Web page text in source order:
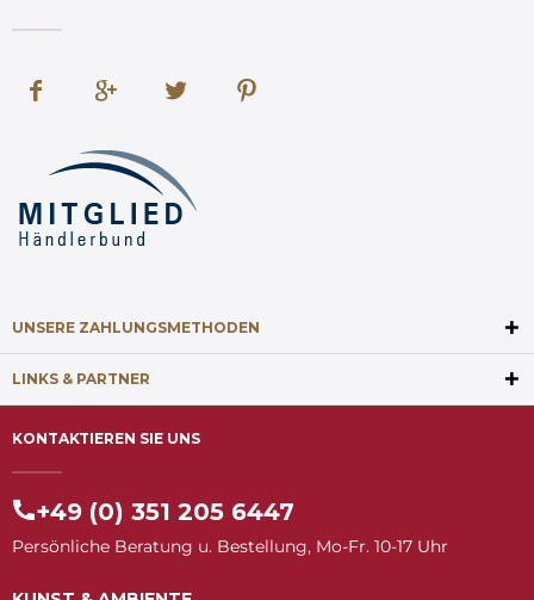
UNSERE ZAHLUNGSMETHODEN
LINKS & PARTNER
KONTAKTIEREN SIE UNS
+49 (0) 351 205 6447
Persönliche Beratung u. Bestellung, Mo-Fr. 10-17 Uhr